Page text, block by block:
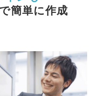
簡単に作成